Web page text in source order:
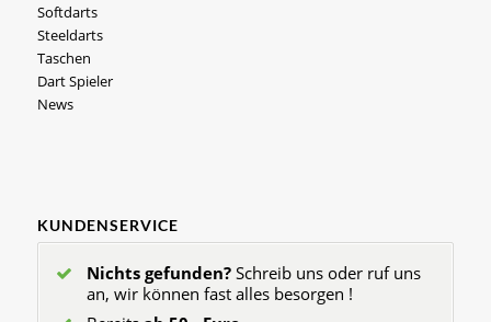
Softdarts
Steeldarts
Taschen
Dart Spieler
News
KUNDENSERVICE
Nichts gefunden?Schreib uns oder ruf uns
an, wir können fast alles besorgen !